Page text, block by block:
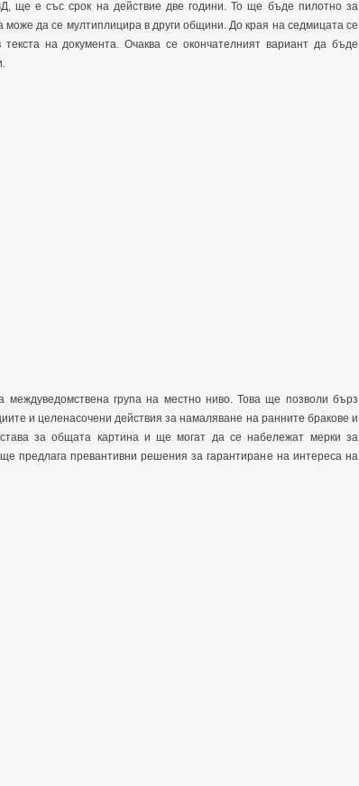
ще е със срок на действие две години. То ще бъде пилотно за
може да се мултиплицира в други общини. До края на седмицата се
на документа. Очаква се окончателният вариант да бъде
група на местно ниво. Това ще позволи бърз
и целенасочени действия за намаляване на ранните бракове и
за общата картина и ще могат да се набележат мерки за
предлага превантивни решения за гарантиране на интереса на